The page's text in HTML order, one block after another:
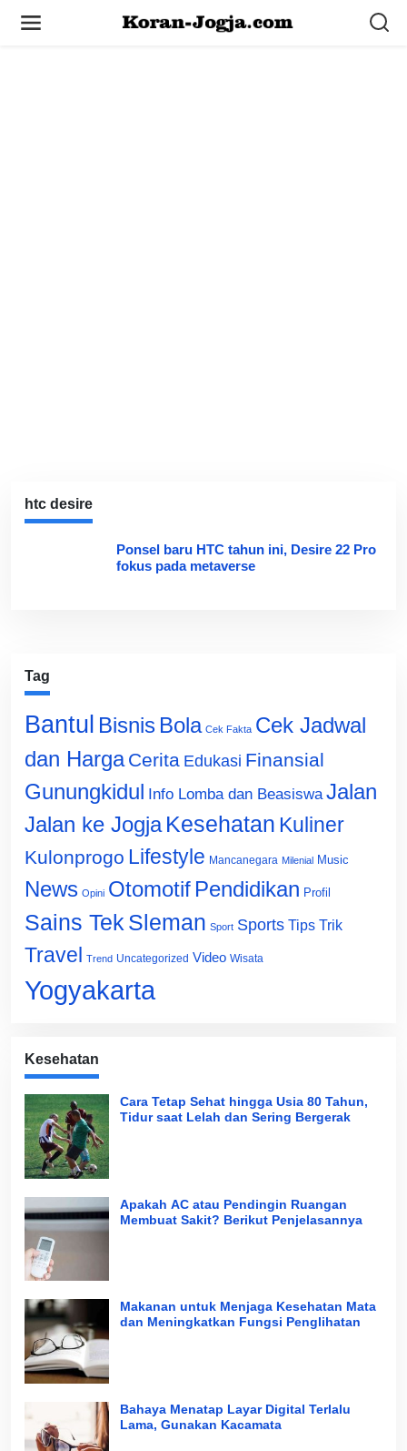
htc desire
Ponsel baru HTC tahun ini, Desire 22 Pro
fokus pada metaverse
Tag
Bantul Bisnis Bola Cek Fakta Cek Jadwal
dan Harga Cerita Edukasi Finansial
Gunungkidul Info Lomba dan Beasiswa Jalan
Jalan ke Jogja Kesehatan Kuliner
Kulonprogo Lifestyle Mancanegara Milenial Music
News Opini Otomotif Pendidikan Profil
Sains Tek Sleman Sport Sports Tips Trik
Travel Trend Uncategorized Video Wisata
Yogyakarta
Kesehatan
Cara Tetap Sehat hingga Usia 80 Tahun,
Tidur saat Lelah dan Sering Bergerak
Apakah AC atau Pendingin Ruangan
Membuat Sakit? Berikut Penjelasannya
Makanan untuk Menjaga Kesehatan Mata
dan Meningkatkan Fungsi Penglihatan
Bahaya Menatap Layar Digital Terlalu
Lama, Gunakan Kacamata